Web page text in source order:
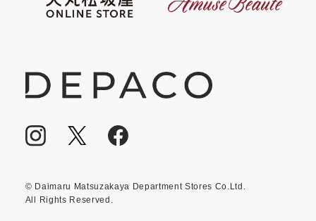
© Daimaru Matsuzakaya Department Stores Co.Ltd.
All Rights Reserved.